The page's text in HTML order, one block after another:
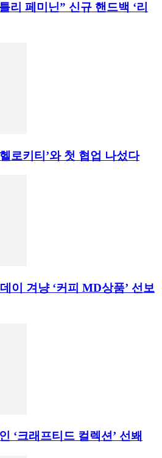
리 페미닌” 신규 핸드백 ‘리
로키티’와 첫 협업 나섰다
이 겨냥 ‘커피 MD상품’ 선보
‘크래프티드 컬렉션’ 선봬